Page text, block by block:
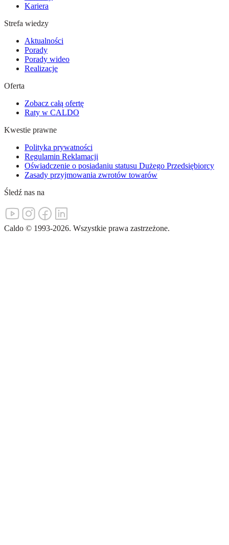
Kariera
Strefa wiedzy
Aktualności
Porady
Porady wideo
Realizacje
Oferta
Zobacz całą ofertę
Raty w CALDO
Kwestie prawne
Polityka prywatności
Regulamin Reklamacji
Oświadczenie o posiadaniu statusu Dużego Przedsiębiorcy
Zasady przyjmowania zwrotów towarów
Śledź nas na
Caldo © 1993-2026. Wszystkie prawa zastrzeżone.